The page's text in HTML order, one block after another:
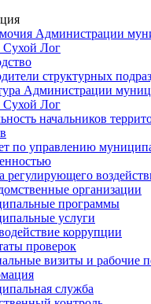
Администрации
Сухой Лог
структурных
Администрации
Сухой Лог
начальников
по управлению
регулирующего
организации
программы
услуги
коррупции
проверок
визиты и рабочие
служба